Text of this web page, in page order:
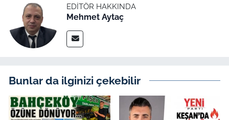
EDITÖR HAKKINDA
Mehmet Aytaç
Bunlar da ilginizi çekebilir